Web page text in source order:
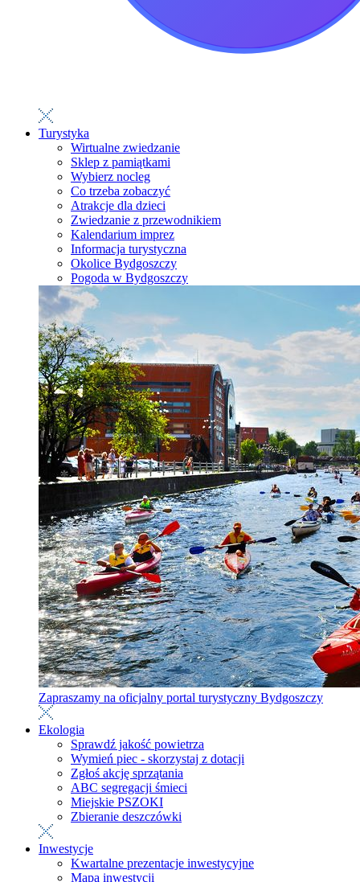
Turystyka
Wirtualne zwiedzanie
Sklep z pamiątkami
Wybierz nocleg
Co trzeba zobaczyć
Atrakcje dla dzieci
Zwiedzanie z przewodnikiem
Kalendarium imprez
Informacja turystyczna
Okolice Bydgoszczy
Pogoda w Bydgoszczy
Zapraszamy na oficjalny portal turystyczny Bydgoszczy
Ekologia
Sprawdź jakość powietrza
Wymień piec - skorzystaj z dotacji
Zgłoś akcję sprzątania
ABC segregacji śmieci
Miejskie PSZOKI
Zbieranie deszczówki
Inwestycje
Kwartalne prezentacje inwestycyjne
Mapa inwestycji